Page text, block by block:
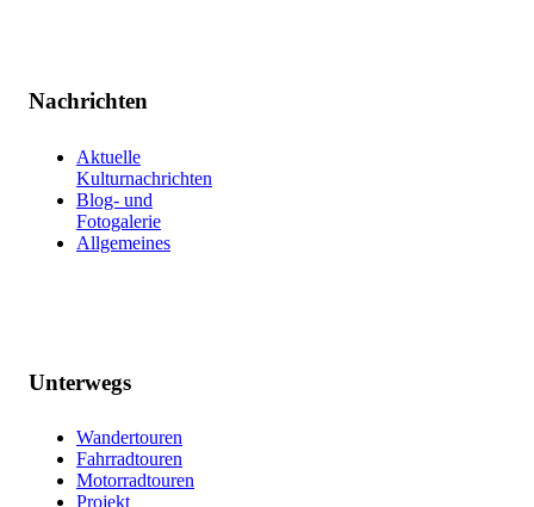
Nachrichten
Aktuelle
Kulturnachrichten
Blog- und
Fotogalerie
Allgemeines
Unterwegs
Wandertouren
Fahrradtouren
Motorradtouren
Projekt